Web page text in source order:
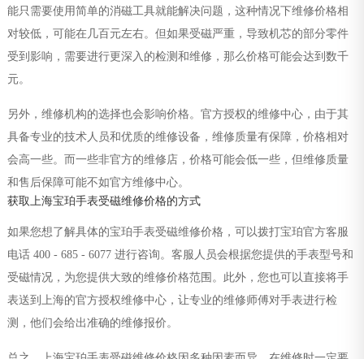
能只需要使用简单的消磁工具就能解决问题，这种情况下维修价格相
对较低，可能在几百元左右。但如果受磁严重，导致机芯的部分零件
受到影响，需要进行更深入的检测和维修，那么价格可能会达到数千
元。
另外，维修机构的选择也会影响价格。官方授权的维修中心，由于其
具备专业的技术人员和优质的维修设备，维修质量有保障，价格相对
会高一些。而一些非官方的维修店，价格可能会低一些，但维修质量
和售后保障可能不如官方维修中心。
获取上海宝珀手表受磁维修价格的方式
如果您想了解具体的宝珀手表受磁维修价格，可以拨打宝珀官方客服
电话 400 - 685 - 6077 进行咨询。客服人员会根据您提供的手表型号和
受磁情况，为您提供大致的维修价格范围。此外，您也可以直接将手
表送到上海的官方授权维修中心，让专业的维修师傅对手表进行检
测，他们会给出准确的维修报价。